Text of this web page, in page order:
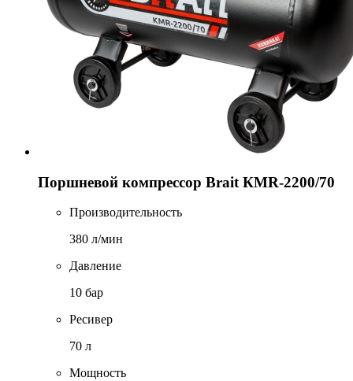
Поршневой компрессор Brait КМR-2200/70
Производительность
380 л/мин
Давление
10 бар
Ресивер
70 л
Мощность